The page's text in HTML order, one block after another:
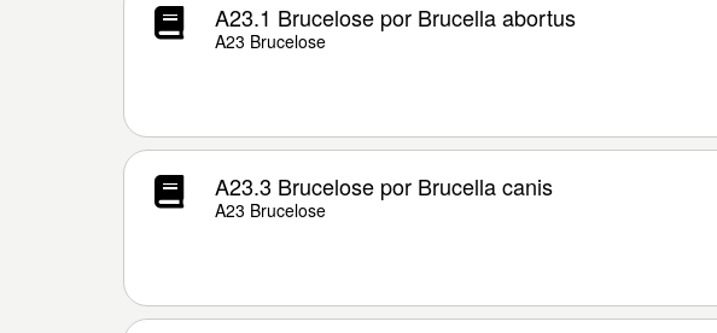
A23.1 Brucelose por Brucella abortus
A23 Brucelose
A23.3 Brucelose por Brucella canis
A23 Brucelose